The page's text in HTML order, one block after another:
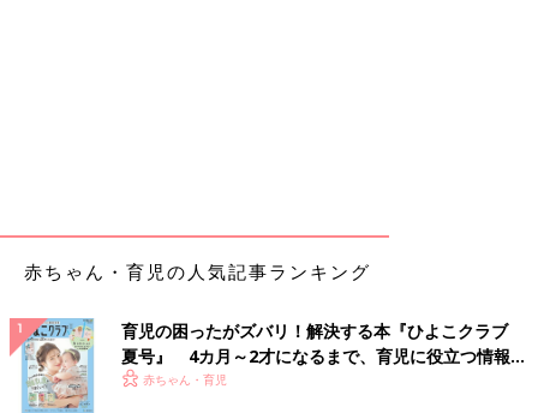
赤ちゃん・育児の人気記事ランキング
育児の困ったがズバリ！解決する本『ひよこクラブ
夏号』 4カ月～2才になるまで、育児に役立つ情報が
いっぱい！
赤ちゃん・育児